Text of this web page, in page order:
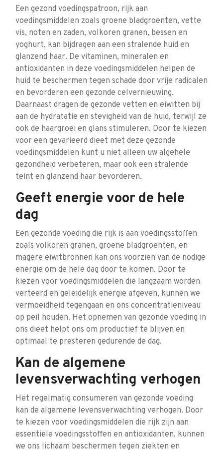
Een gezond voedingspatroon, rijk aan
voedingsmiddelen zoals groene bladgroenten, vette
vis, noten en zaden, volkoren granen, bessen en
yoghurt, kan bijdragen aan een stralende huid en
glanzend haar. De vitaminen, mineralen en
antioxidanten in deze voedingsmiddelen helpen de
huid te beschermen tegen schade door vrije radicalen
en bevorderen een gezonde celvernieuwing.
Daarnaast dragen de gezonde vetten en eiwitten bij
aan de hydratatie en stevigheid van de huid, terwijl ze
ook de haargroei en glans stimuleren. Door te kiezen
voor een gevarieerd dieet met deze gezonde
voedingsmiddelen kunt u niet alleen uw algehele
gezondheid verbeteren, maar ook een stralende
teint en glanzend haar bevorderen.
Geeft energie voor de hele
dag
Een gezonde voeding die rijk is aan voedingsstoffen
zoals volkoren granen, groene bladgroenten, en
magere eiwitbronnen kan ons voorzien van de nodige
energie om de hele dag door te komen. Door te
kiezen voor voedingsmiddelen die langzaam worden
verteerd en geleidelijk energie afgeven, kunnen we
vermoeidheid tegengaan en ons concentratieniveau
op peil houden. Het opnemen van gezonde voeding in
ons dieet helpt ons om productief te blijven en
optimaal te presteren gedurende de dag.
Kan de algemene
levensverwachting verhogen
Het regelmatig consumeren van gezonde voeding
kan de algemene levensverwachting verhogen. Door
te kiezen voor voedingsmiddelen die rijk zijn aan
essentiële voedingsstoffen en antioxidanten, kunnen
we ons lichaam beschermen tegen ziekten en